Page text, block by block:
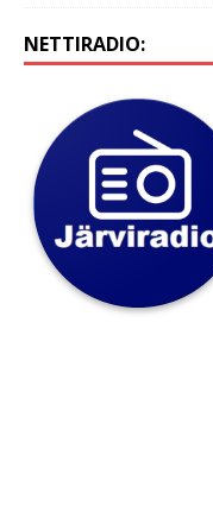
NETTIRADIO: